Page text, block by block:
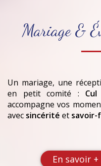
Mariage &
Un mariage, une
en petit comité :
accompagne vos
avec sincérité et savoir-
En savoir +